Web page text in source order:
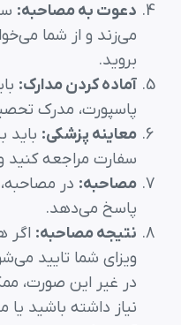
دعوت به مصاحبه:
می‌زند و از شما
بروید.
آماده کردن مدارک:
پاسپورت، مدرک
معاینه پزشکی:
سفارت مراجعه کنید
مصاحبه: در
پاسخ می‌دهد.
نتیجه مصاحبه: اگر
ویزای شما تایید
در غیر این صورت،
نیاز داشته باشید